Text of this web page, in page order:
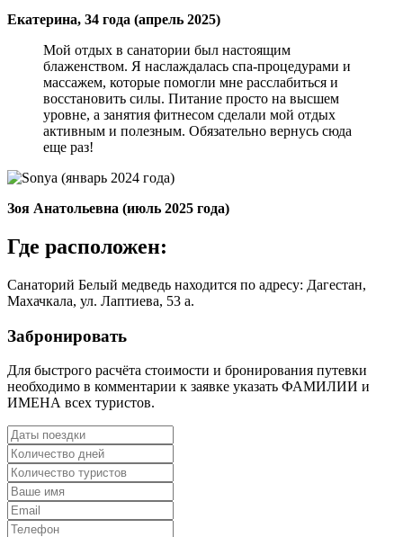
Екатерина, 34 года (апрель 2025)
Мой отдых в санатории был настоящим
блаженством. Я наслаждалась спа-процедурами и
массажем, которые помогли мне расслабиться и
восстановить силы. Питание просто на высшем
уровне, а занятия фитнесом сделали мой отдых
активным и полезным. Обязательно вернусь сюда
еще раз!
Зоя Анатольевна (июль 2025 года)
Где расположен:
Санаторий Белый медведь находится по адресу: Дагестан,
Махачкала, ул. Лаптиева, 53 а.
Забронировать
Для быстрого расчёта стоимости и бронирования путевки
необходимо в комментарии к заявке указать ФАМИЛИИ и
ИМЕНА всех туристов.